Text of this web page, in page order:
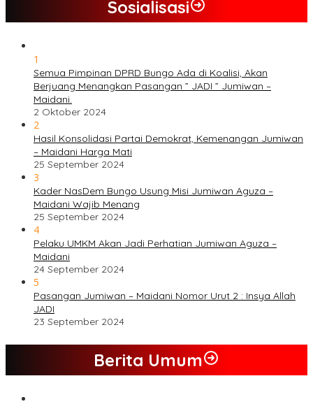
Sosialisasi
1
Semua Pimpinan DPRD Bungo Ada di Koalisi, Akan
Berjuang Menangkan Pasangan ” JADI ” Jumiwan –
Maidani.
2 Oktober 2024
2
Hasil Konsolidasi Partai Demokrat, Kemenangan Jumiwan
– Maidani Harga Mati
25 September 2024
3
Kader NasDem Bungo Usung Misi Jumiwan Aguza –
Maidani Wajib Menang
25 September 2024
4
Pelaku UMKM Akan Jadi Perhatian Jumiwan Aguza –
Maidani
24 September 2024
5
Pasangan Jumiwan – Maidani Nomor Urut 2 : Insya Allah
JADI
23 September 2024
Berita Umum